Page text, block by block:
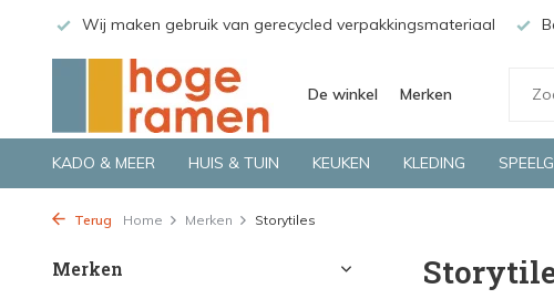
Bekijk de producten live in onze winkel in Deventer
De winkel Merken
KADO & MEER HUIS & TUIN KEUKEN KLEDING
Terug Home Merken Storytiles
Merken